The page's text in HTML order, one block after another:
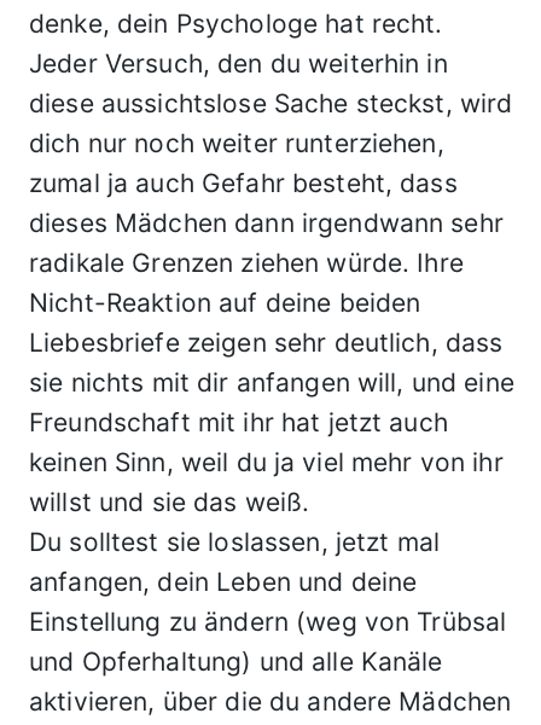
denke, dein Psychologe hat recht.
Jeder Versuch, den du weiterhin in
diese aussichtslose Sache steckst, wird
dich nur noch weiter runterziehen,
zumal ja auch Gefahr besteht, dass
dieses Mädchen dann irgendwann sehr
radikale Grenzen ziehen würde. Ihre
Nicht-Reaktion auf deine beiden
Liebesbriefe zeigen sehr deutlich, dass
sie nichts mit dir anfangen will, und eine
Freundschaft mit ihr hat jetzt auch
keinen Sinn, weil du ja viel mehr von ihr
willst und sie das weiß.
Du solltest sie loslassen, jetzt mal
anfangen, dein Leben und deine
Einstellung zu ändern (weg von Trübsal
und Opferhaltung) und alle Kanäle
aktivieren, über die du andere Mädchen